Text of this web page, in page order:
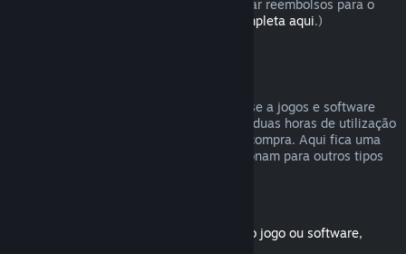
teu país podem não ser capazes de efetuar reembolsos para o
Vê a lista completa aqui.)
A oferta de reembolsos do Steam aplica-se a jogos e software
comprados na loja Steam, com menos de duas horas de utilização
e vale até duas semanas após a data de compra. Aqui fica uma
visão geral de como os reembolsos funcionam para outros tipos
(Produtos da loja Steam usados com outro jogo ou software,